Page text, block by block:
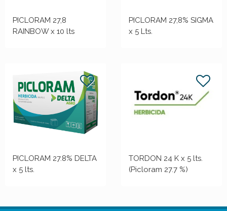
PICLORAM 27,8
RAINBOW x 10 lts
PICLORAM 27,8% SIGMA
x 5 Lts.
PICLORAM 27.8% DELTA
x 5 lts.
TORDON 24 K x 5 lts.
(Picloram 27.7 %)